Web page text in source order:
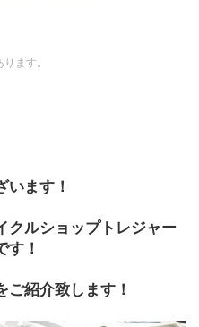
ます。
います！
クルショップトレジャー
す！
紹介致します！